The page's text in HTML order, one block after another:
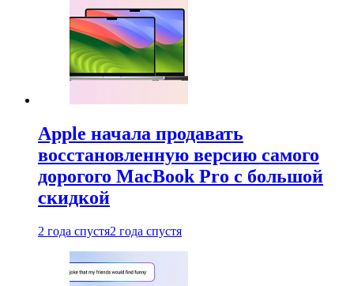
Apple начала продавать
восстановленную версию самого
дорогого MacBook Pro с большой
скидкой
2 года спустя2 года спустя